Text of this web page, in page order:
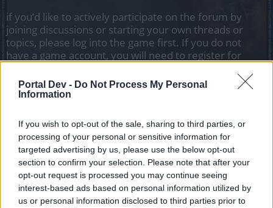
Portal Dev - Do Not Process My Personal
Information
If you wish to opt-out of the sale, sharing to third parties, or
processing of your personal or sensitive information for
targeted advertising by us, please use the below opt-out
section to confirm your selection. Please note that after your
opt-out request is processed you may continue seeing
interest-based ads based on personal information utilized by
us or personal information disclosed to third parties prior to
if you’d like to actively participate on the forum by
joining discussions or starting your own threads or
topics, please log into the game first. If you do not
have a game account, you will need to register for
HERE
Tang San
Team Leader
Team Drakensang Online
Здравствуйте, Heroes of Dracania!
Завтра, 21 февраля 2025г серверы будут обновлены.